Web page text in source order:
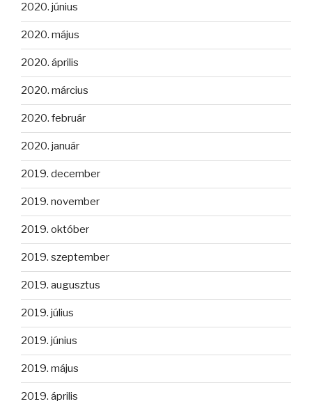
2020. június
2020. május
2020. április
2020. március
2020. február
2020. január
2019. december
2019. november
2019. október
2019. szeptember
2019. augusztus
2019. július
2019. június
2019. május
2019. április